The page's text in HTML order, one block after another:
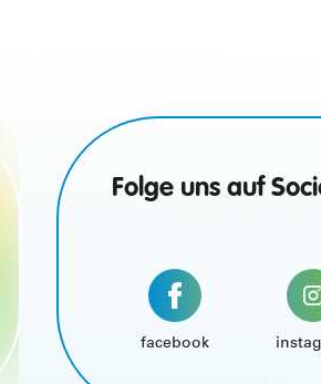
Folge uns auf
facebook